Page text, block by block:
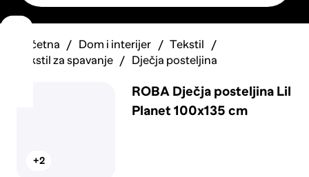
Početna Dom i interijer
Tekstil
Tekstil za spavanje
Dječja posteljina
+2
ROBA Dječja posteljina Lil
Planet 100x135 cm